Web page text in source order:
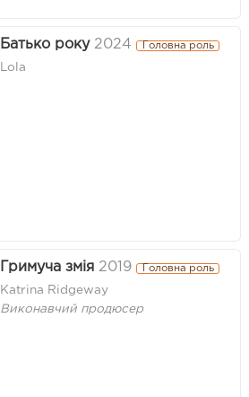
Батько року 2024 Головна роль
Lola
Гримуча змія 2019 Головна роль
Katrina Ridgeway
Виконавчий продюсер